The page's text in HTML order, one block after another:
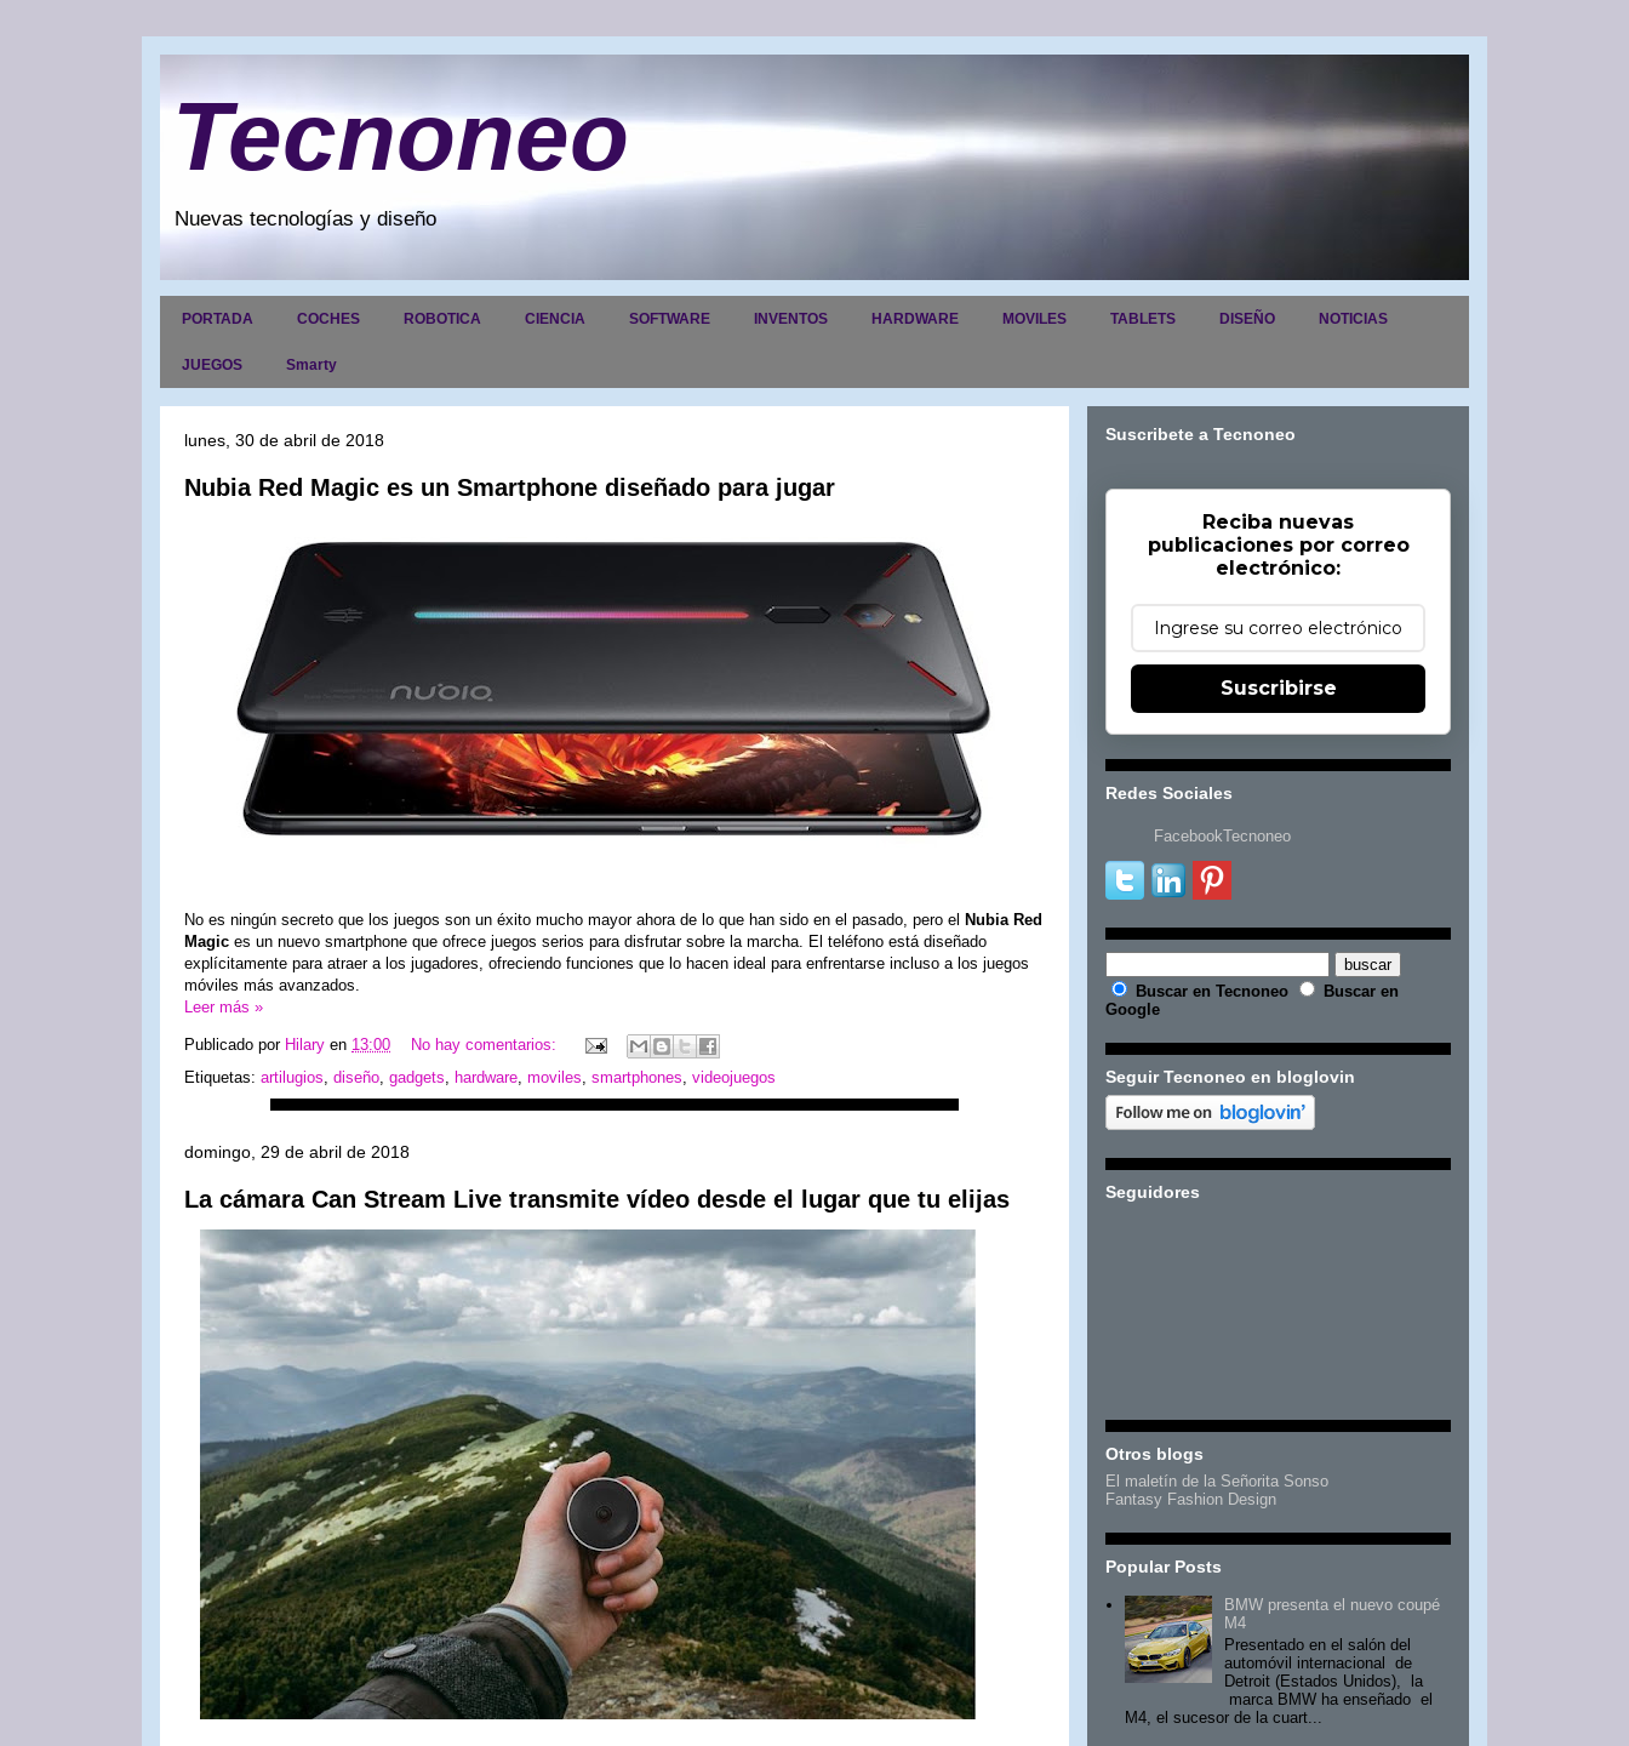
Tecnoneo
Nuevas tecnologías y diseño
PORTADA COCHES ROBOTICA CIENCIA SOFTWARE INVENTOS HARDWARE MOVILES TABLETS DISEÑO NOTICIAS
JUEGOS Smarty
lunes, 30 de abril de 2018
Nubia Red Magic es un Smartphone diseñado para jugar
No es ningún secreto que los juegos son un éxito mucho mayor ahora de lo que han sido en el pasado, pero el Nubia Red
Magic es un nuevo smartphone que ofrece juegos serios para disfrutar sobre la marcha. El teléfono está diseñado
explícitamente para atraer a los jugadores, ofreciendo funciones que lo hacen ideal para enfrentarse incluso a los juegos
móviles más avanzados.
Leer más »
Publicado por Hilary en 13:00
No hay comentarios:
Etiquetas: artilugios, diseño, gadgets, hardware, moviles, smartphones, videojuegos
domingo, 29 de abril de 2018
La cámara Can Stream Live transmite vídeo desde el lugar que tu elijas
Suscribete a Tecnoneo
Reciba nuevas
publicaciones por correo
electrónico:
Suscribirse
Redes Sociales
FacebookTecnoneo
Buscar en Tecnoneo
Buscar en
Google
Seguir Tecnoneo en bloglovin
Seguidores
Otros blogs
El maletín de la Señorita Sonso
Fantasy Fashion Design
Popular Posts
BMW presenta el nuevo coupé
M4
Presentado en el salón del
automóvil internacional de
Detroit (Estados Unidos), la
marca BMW ha enseñado el
M4, el sucesor de la cuart...